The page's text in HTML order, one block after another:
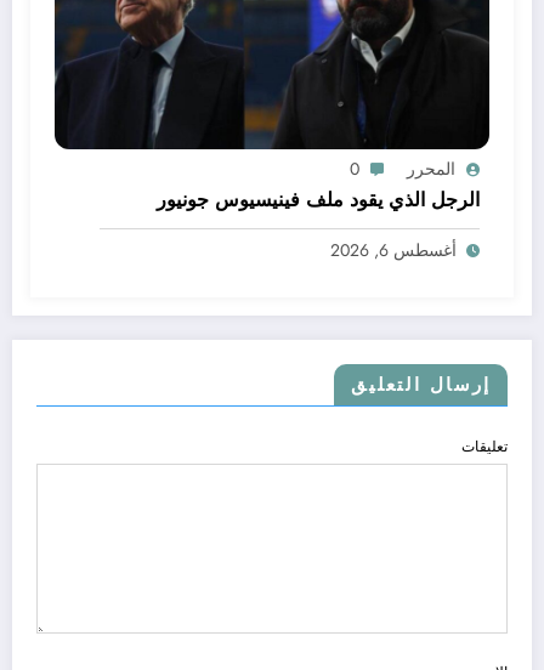
المحرر 0
الرجل الذي يقود ملف فينيسيوس جونيور
أغسطس 6, 2026
إرسال التعليق
تعليقات